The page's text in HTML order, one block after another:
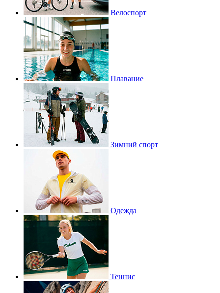
Велоспорт
Плавание
Зимний спорт
Одежда
Теннис